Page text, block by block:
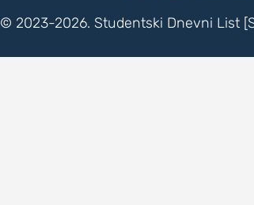
© 2023-2026. Studentski Dnevni List